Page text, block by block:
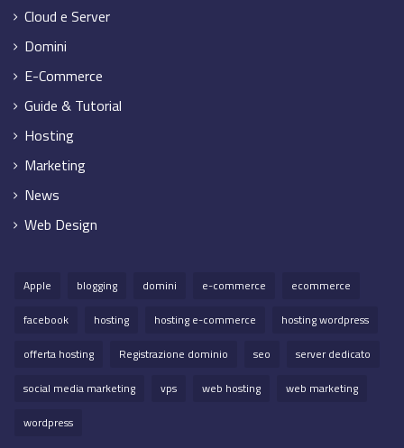
Cloud e Server
Domini
E-Commerce
Guide & Tutorial
Hosting
Marketing
News
Web Design
Apple blogging domini e-commerce
ecommerce
facebook
hosting hosting e-commerce
hosting wordpress
offerta hosting
Registrazione dominio seo
server dedicato
social media marketing
vps web hosting
web marketing
wordpress